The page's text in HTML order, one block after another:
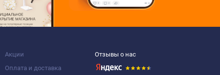
Акции
Оплата и доставка
Отзывы о нас